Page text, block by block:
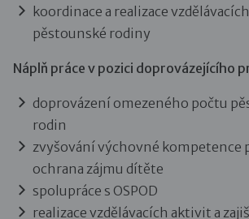
koordinace a realizace
pěstounské rodiny
Náplň práce v pozici doprovázejícího
doprovázení omezeného počtu
rodin
zvyšování výchovné kompetence
ochrana zájmu dítěte
spolupráce s OSPOD
realizace vzdělávacích aktivit a